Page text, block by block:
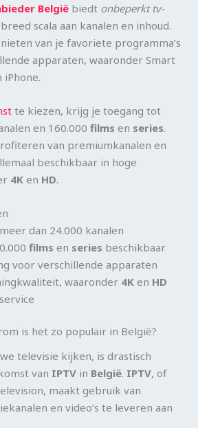
België biedt onbeperkt tv-
scala aan kanalen en inhoud.
van je favoriete programma’s
apparaten, waaronder Smart
iPhone.
te kiezen, krijg je toegang tot
en 160.000films en series.
van premiumkanalen en
beschikbaar in hoge
4K en HD.
dan 24.000 kanalen
films en series beschikbaar
voor verschillende apparaten
waaronder 4K en HD
is het zo populair in België?
televisie kijken, is drastisch
van IPTV in België. IPTV, of
maakt gebruik van
en video’s te leveren aan